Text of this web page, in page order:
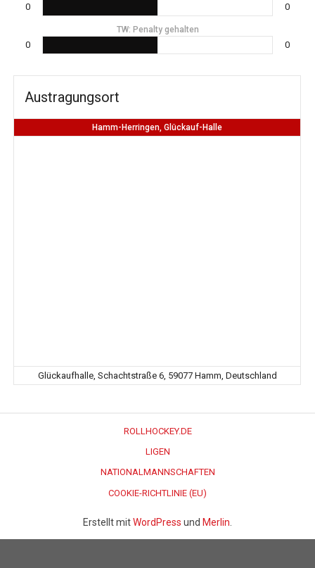
0 0
TW: Penalty gehalten
0 0
Austragungsort
Hamm-Herringen, Glückauf-Halle
Glückaufhalle, Schachtstraße 6, 59077 Hamm, Deutschland
ROLLHOCKEY.DE
LIGEN
NATIONALMANNSCHAFTEN
COOKIE-RICHTLINIE (EU)
Erstellt mitWordPress und Merlin